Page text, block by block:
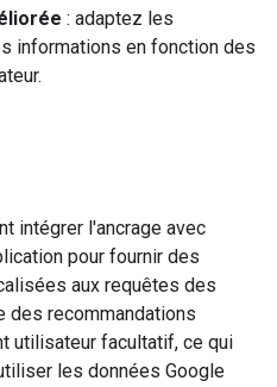
: adaptez les
informations en fonction des
intégrer l'ancrage avec
pour fournir des
aux requêtes des
des recommandations
utilisateur facultatif, ce qui
les données Google